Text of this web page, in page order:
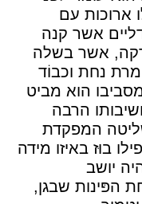
ארוכות עם
אשר קנה
אשר בשלה
נחת וכבוֹד
הוא מביט
הרבה
המפקדת
בוּז באיזו מידה
יושב
הפּינות שבגן,